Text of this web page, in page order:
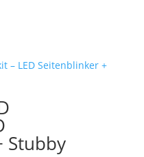
Stubby